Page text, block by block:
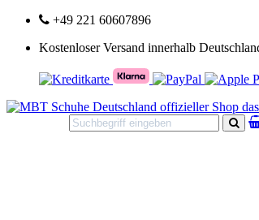
+49 221 60607896
Kostenloser Versand innerhalb